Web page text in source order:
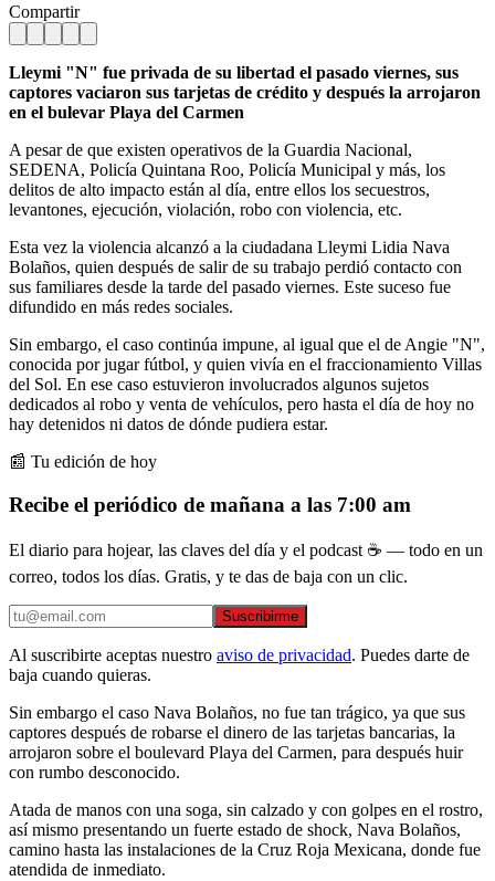
Compartir
Lleymi "N" fue privada de su libertad el pasado viernes, sus
captores vaciaron sus tarjetas de crédito y después la arrojaron
en el bulevar Playa del Carmen
A pesar de que existen operativos de la Guardia Nacional,
SEDENA, Policía Quintana Roo, Policía Municipal y más, los
delitos de alto impacto están al día, entre ellos los secuestros,
levantones, ejecución, violación, robo con violencia, etc.
Esta vez la violencia alcanzó a la ciudadana Lleymi Lidia Nava
Bolaños, quien después de salir de su trabajo perdió contacto con
sus familiares desde la tarde del pasado viernes. Este suceso fue
difundido en más redes sociales.
Sin embargo, el caso continúa impune, al igual que el de Angie "N",
conocida por jugar fútbol, y quien vivía en el fraccionamiento Villas
del Sol. En ese caso estuvieron involucrados algunos sujetos
dedicados al robo y venta de vehículos, pero hasta el día de hoy no
hay detenidos ni datos de dónde pudiera estar.
📰 Tu edición de hoy
Recibe el periódico de mañana a las 7:00 am
El diario para hojear, las claves del día y el podcast ☕ — todo en un
correo, todos los días. Gratis, y te das de baja con un clic.
Suscribirme
Al suscribirte aceptas nuestro aviso de privacidad. Puedes darte de
baja cuando quieras.
Sin embargo el caso Nava Bolaños, no fue tan trágico, ya que sus
captores después de robarse el dinero de las tarjetas bancarias, la
arrojaron sobre el boulevard Playa del Carmen, para después huir
con rumbo desconocido.
Atada de manos con una soga, sin calzado y con golpes en el rostro,
así mismo presentando un fuerte estado de shock, Nava Bolaños,
camino hasta las instalaciones de la Cruz Roja Mexicana, donde fue
atendida de inmediato.